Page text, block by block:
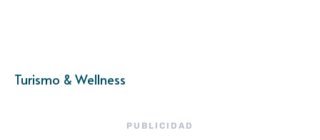
Turismo & Wellness
PUBLICIDAD